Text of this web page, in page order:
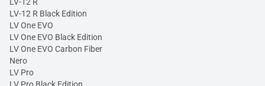
LV-12 R Black Edition
LV One EVO
LV One EVO Black Edition
LV One EVO Carbon Fiber
Nero
LV Pro